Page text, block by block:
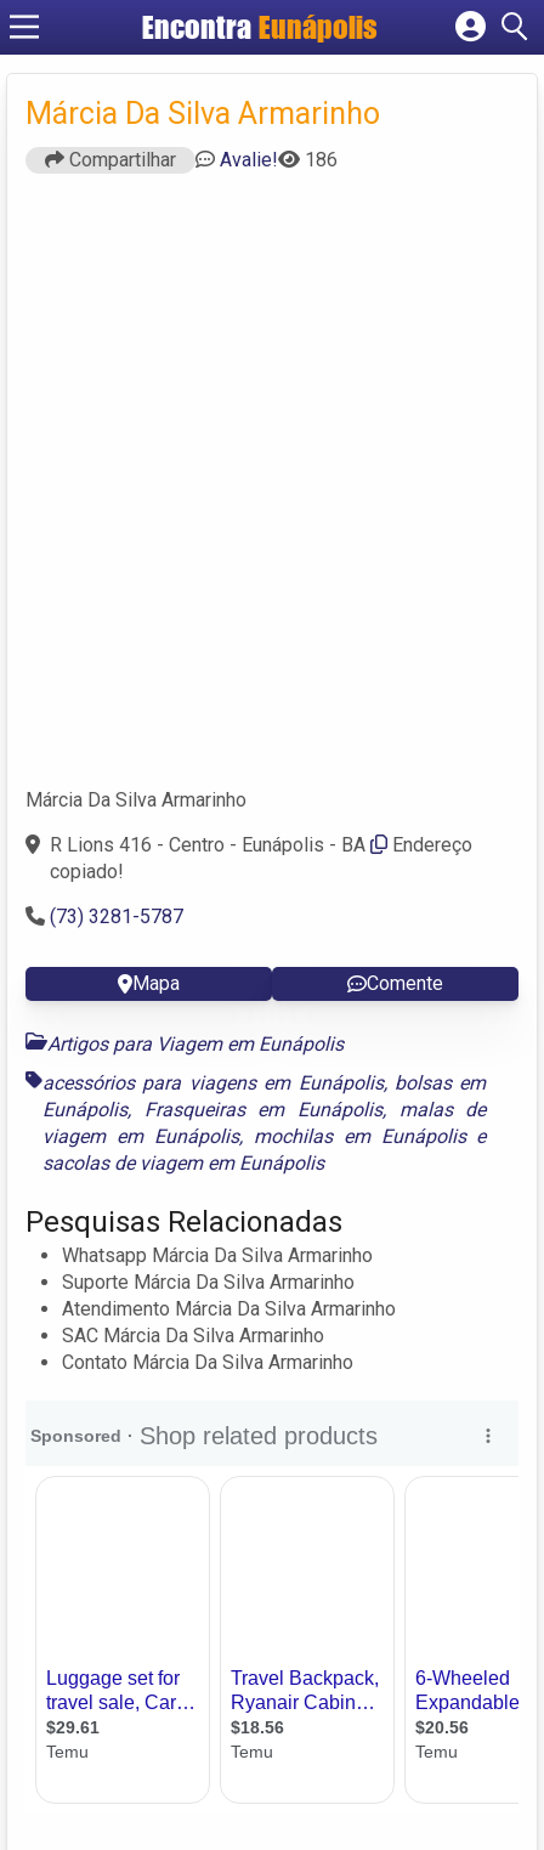
EncontraEunápolis
Cadastrar empresa
Criar conta
Márcia Da Silva Armarinho
Compartilhar Avalie! 186
Márcia Da Silva Armarinho
R Lions 416 - Centro - Eunápolis - BA
Endereço
copiado!
(73) 3281-5787
Mapa Comente
Artigos para Viagem em Eunápolis
acessórios para viagens em Eunápolis, bolsas em
Eunápolis, Frasqueiras em Eunápolis, malas de
viagem em Eunápolis, mochilas em Eunápolise
sacolas de viagem em Eunápolis
Pesquisas Relacionadas
Whatsapp Márcia Da Silva Armarinho
Suporte Márcia Da Silva Armarinho
Atendimento Márcia Da Silva Armarinho
SAC Márcia Da Silva Armarinho
Contato Márcia Da Silva Armarinho